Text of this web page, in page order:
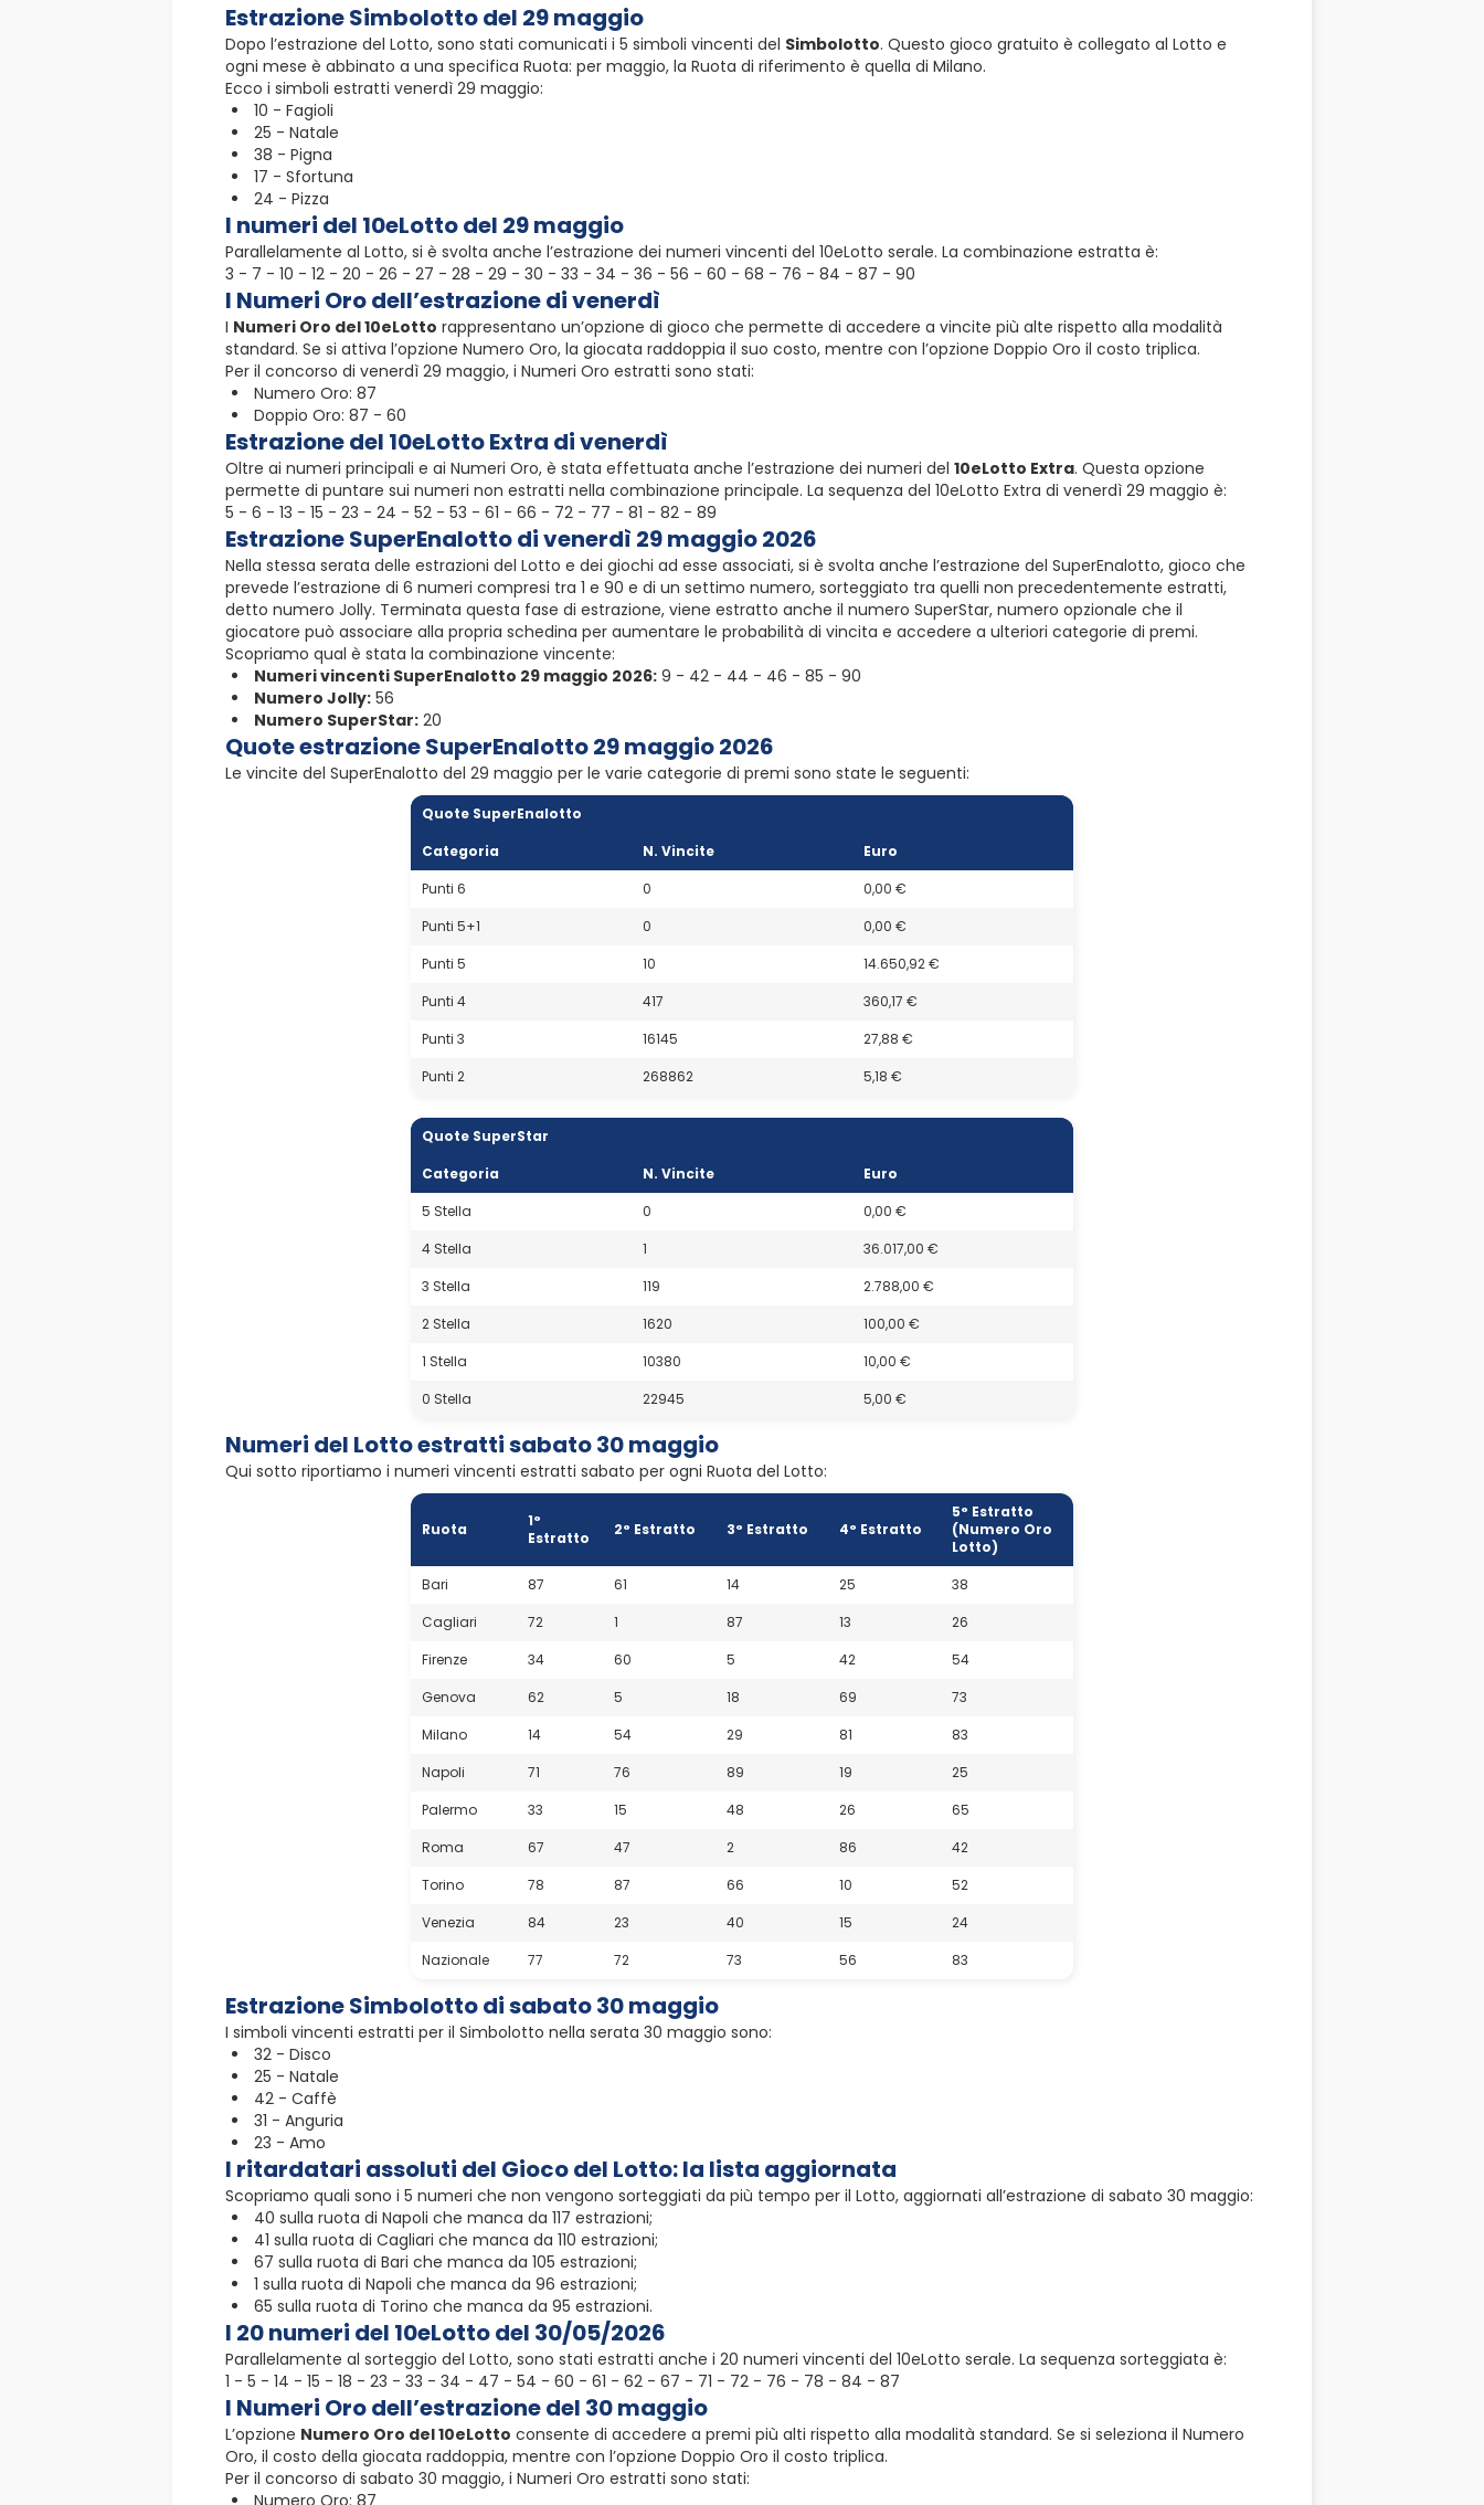
Estrazione Simbolotto del 29 maggio
Dopo l’estrazione del Lotto, sono stati comunicati i 5 simboli vincenti del Simbolotto. Questo gioco gratuito è collegato al Lotto e
ogni mese è abbinato a una specifica Ruota: per maggio, la Ruota di riferimento è quella di Milano.
Ecco i simboli estratti venerdì 29 maggio:
10 - Fagioli
25 - Natale
38 - Pigna
17 - Sfortuna
24 - Pizza
I numeri del 10eLotto del 29 maggio
Parallelamente al Lotto, si è svolta anche l’estrazione dei numeri vincenti del 10eLotto serale. La combinazione estratta è:
3 - 7 - 10 - 12 - 20 - 26 - 27 - 28 - 29 - 30 - 33 - 34 - 36 - 56 - 60 - 68 - 76 - 84 - 87 - 90
I Numeri Oro dell’estrazione di venerdì
I Numeri Oro del 10eLotto rappresentano un’opzione di gioco che permette di accedere a vincite più alte rispetto alla modalità
standard. Se si attiva l’opzione Numero Oro, la giocata raddoppia il suo costo, mentre con l’opzione Doppio Oro il costo triplica.
Per il concorso di venerdì 29 maggio, i Numeri Oro estratti sono stati:
Numero Oro: 87
Doppio Oro: 87 - 60
Estrazione del 10eLotto Extra di venerdì
Oltre ai numeri principali e ai Numeri Oro, è stata effettuata anche l’estrazione dei numeri del 10eLotto Extra. Questa opzione
permette di puntare sui numeri non estratti nella combinazione principale. La sequenza del 10eLotto Extra di venerdì 29 maggio è:
5 - 6 - 13 - 15 - 23 - 24 - 52 - 53 - 61 - 66 - 72 - 77 - 81 - 82 - 89
Estrazione SuperEnalotto di venerdì 29 maggio 2026
Nella stessa serata delle estrazioni del Lotto e dei giochi ad esse associati, si è svolta anche l’estrazione del SuperEnalotto, gioco che
prevede l’estrazione di 6 numeri compresi tra 1 e 90 e di un settimo numero, sorteggiato tra quelli non precedentemente estratti,
detto numero Jolly. Terminata questa fase di estrazione, viene estratto anche il numero SuperStar, numero opzionale che il
giocatore può associare alla propria schedina per aumentare le probabilità di vincita e accedere a ulteriori categorie di premi.
Scopriamo qual è stata la combinazione vincente:
Numeri vincenti SuperEnalotto 29 maggio 2026: 9 - 42 - 44 - 46 - 85 - 90
Numero Jolly: 56
Numero SuperStar: 20
Quote estrazione SuperEnalotto 29 maggio 2026
Le vincite del SuperEnalotto del 29 maggio per le varie categorie di premi sono state le seguenti:
Quote SuperEnalotto
Categoria
N. Vincite
Euro
Punti 6
0
0,00 €
Punti 5+1
0
0,00 €
Punti 5
10
14.650,92 €
Punti 4
417
360,17 €
Punti 3
16145
27,88 €
Punti 2
268862 5,18 €
Quote SuperStar
Categoria
N. Vincite
Euro
5 Stella
0
0,00 €
4 Stella
1
36.017,00 €
3 Stella
119
2.788,00 €
2 Stella
1620
100,00 €
1 Stella
10380
10,00 €
0 Stella
22945 5,00 €
Numeri del Lotto estratti sabato 30 maggio
Qui sotto riportiamo i numeri vincenti estratti sabato per ogni Ruota del Lotto:
Ruota
1°
Estratto
2° Estratto 3° Estratto 4° Estratto
5° Estratto
(Numero Oro
Lotto)
Bari
87 61 14 25
38
Cagliari
72 1 87 13
26
Firenze
34 60 5 42
54
Genova
62 5 18 69
73
Milano
14 54 29 81
83
Napoli
71 76 89 19
25
Palermo
33 15 48 26
65
Roma
67 47 2 86
42
Torino
78 87 66 10
52
Venezia
84 23 40 15
24
Nazionale
77 72 73 56 83
Estrazione Simbolotto di sabato 30 maggio
I simboli vincenti estratti per il Simbolotto nella serata 30 maggio sono:
32 - Disco
25 - Natale
42 - Caffè
31 - Anguria
23 - Amo
I ritardatari assoluti del Gioco del Lotto: la lista aggiornata
Scopriamo quali sono i 5 numeri che non vengono sorteggiati da più tempo per il Lotto, aggiornati all’estrazione di sabato 30 maggio:
40 sulla ruota di Napoli che manca da 117 estrazioni;
41 sulla ruota di Cagliari che manca da 110 estrazioni;
67 sulla ruota di Bari che manca da 105 estrazioni;
1 sulla ruota di Napoli che manca da 96 estrazioni;
65 sulla ruota di Torino che manca da 95 estrazioni.
I 20 numeri del 10eLotto del 30/05/2026
Parallelamente al sorteggio del Lotto, sono stati estratti anche i 20 numeri vincenti del 10eLotto serale. La sequenza sorteggiata è:
1 - 5 - 14 - 15 - 18 - 23 - 33 - 34 - 47 - 54 - 60 - 61 - 62 - 67 - 71 - 72 - 76 - 78 - 84 - 87
I Numeri Oro dell’estrazione del 30 maggio
L’opzione Numero Oro del 10eLotto consente di accedere a premi più alti rispetto alla modalità standard. Se si seleziona il Numero
Oro, il costo della giocata raddoppia, mentre con l’opzione Doppio Oro il costo triplica.
Per il concorso di sabato 30 maggio, i Numeri Oro estratti sono stati:
Numero Oro: 87